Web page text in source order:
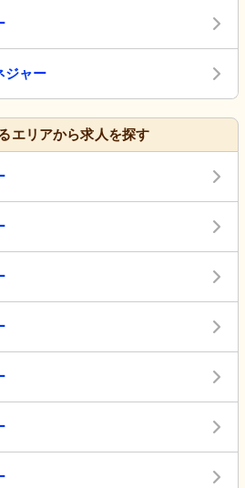
ジャー
エリアから求人を探す